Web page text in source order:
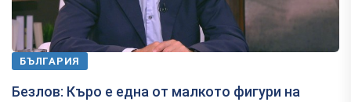
БЪЛГАРИЯ
Безлов: Къро е една от малкото фигури на